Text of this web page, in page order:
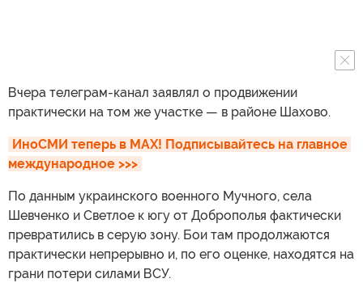
Вчера телеграм-канал заявлял о продвижении
практически на том же участке — в районе Шахово.
ИноСМИ теперь в MAX! Подписывайтесь на главное
международное >>>
По данным украинского военного Мучного, села
Шевченко и Светлое к югу от Доброполья фактически
превратились в серую зону. Бои там продолжаются
практически непрерывно и, по его оценке, находятся на
грани потери силами ВСУ.